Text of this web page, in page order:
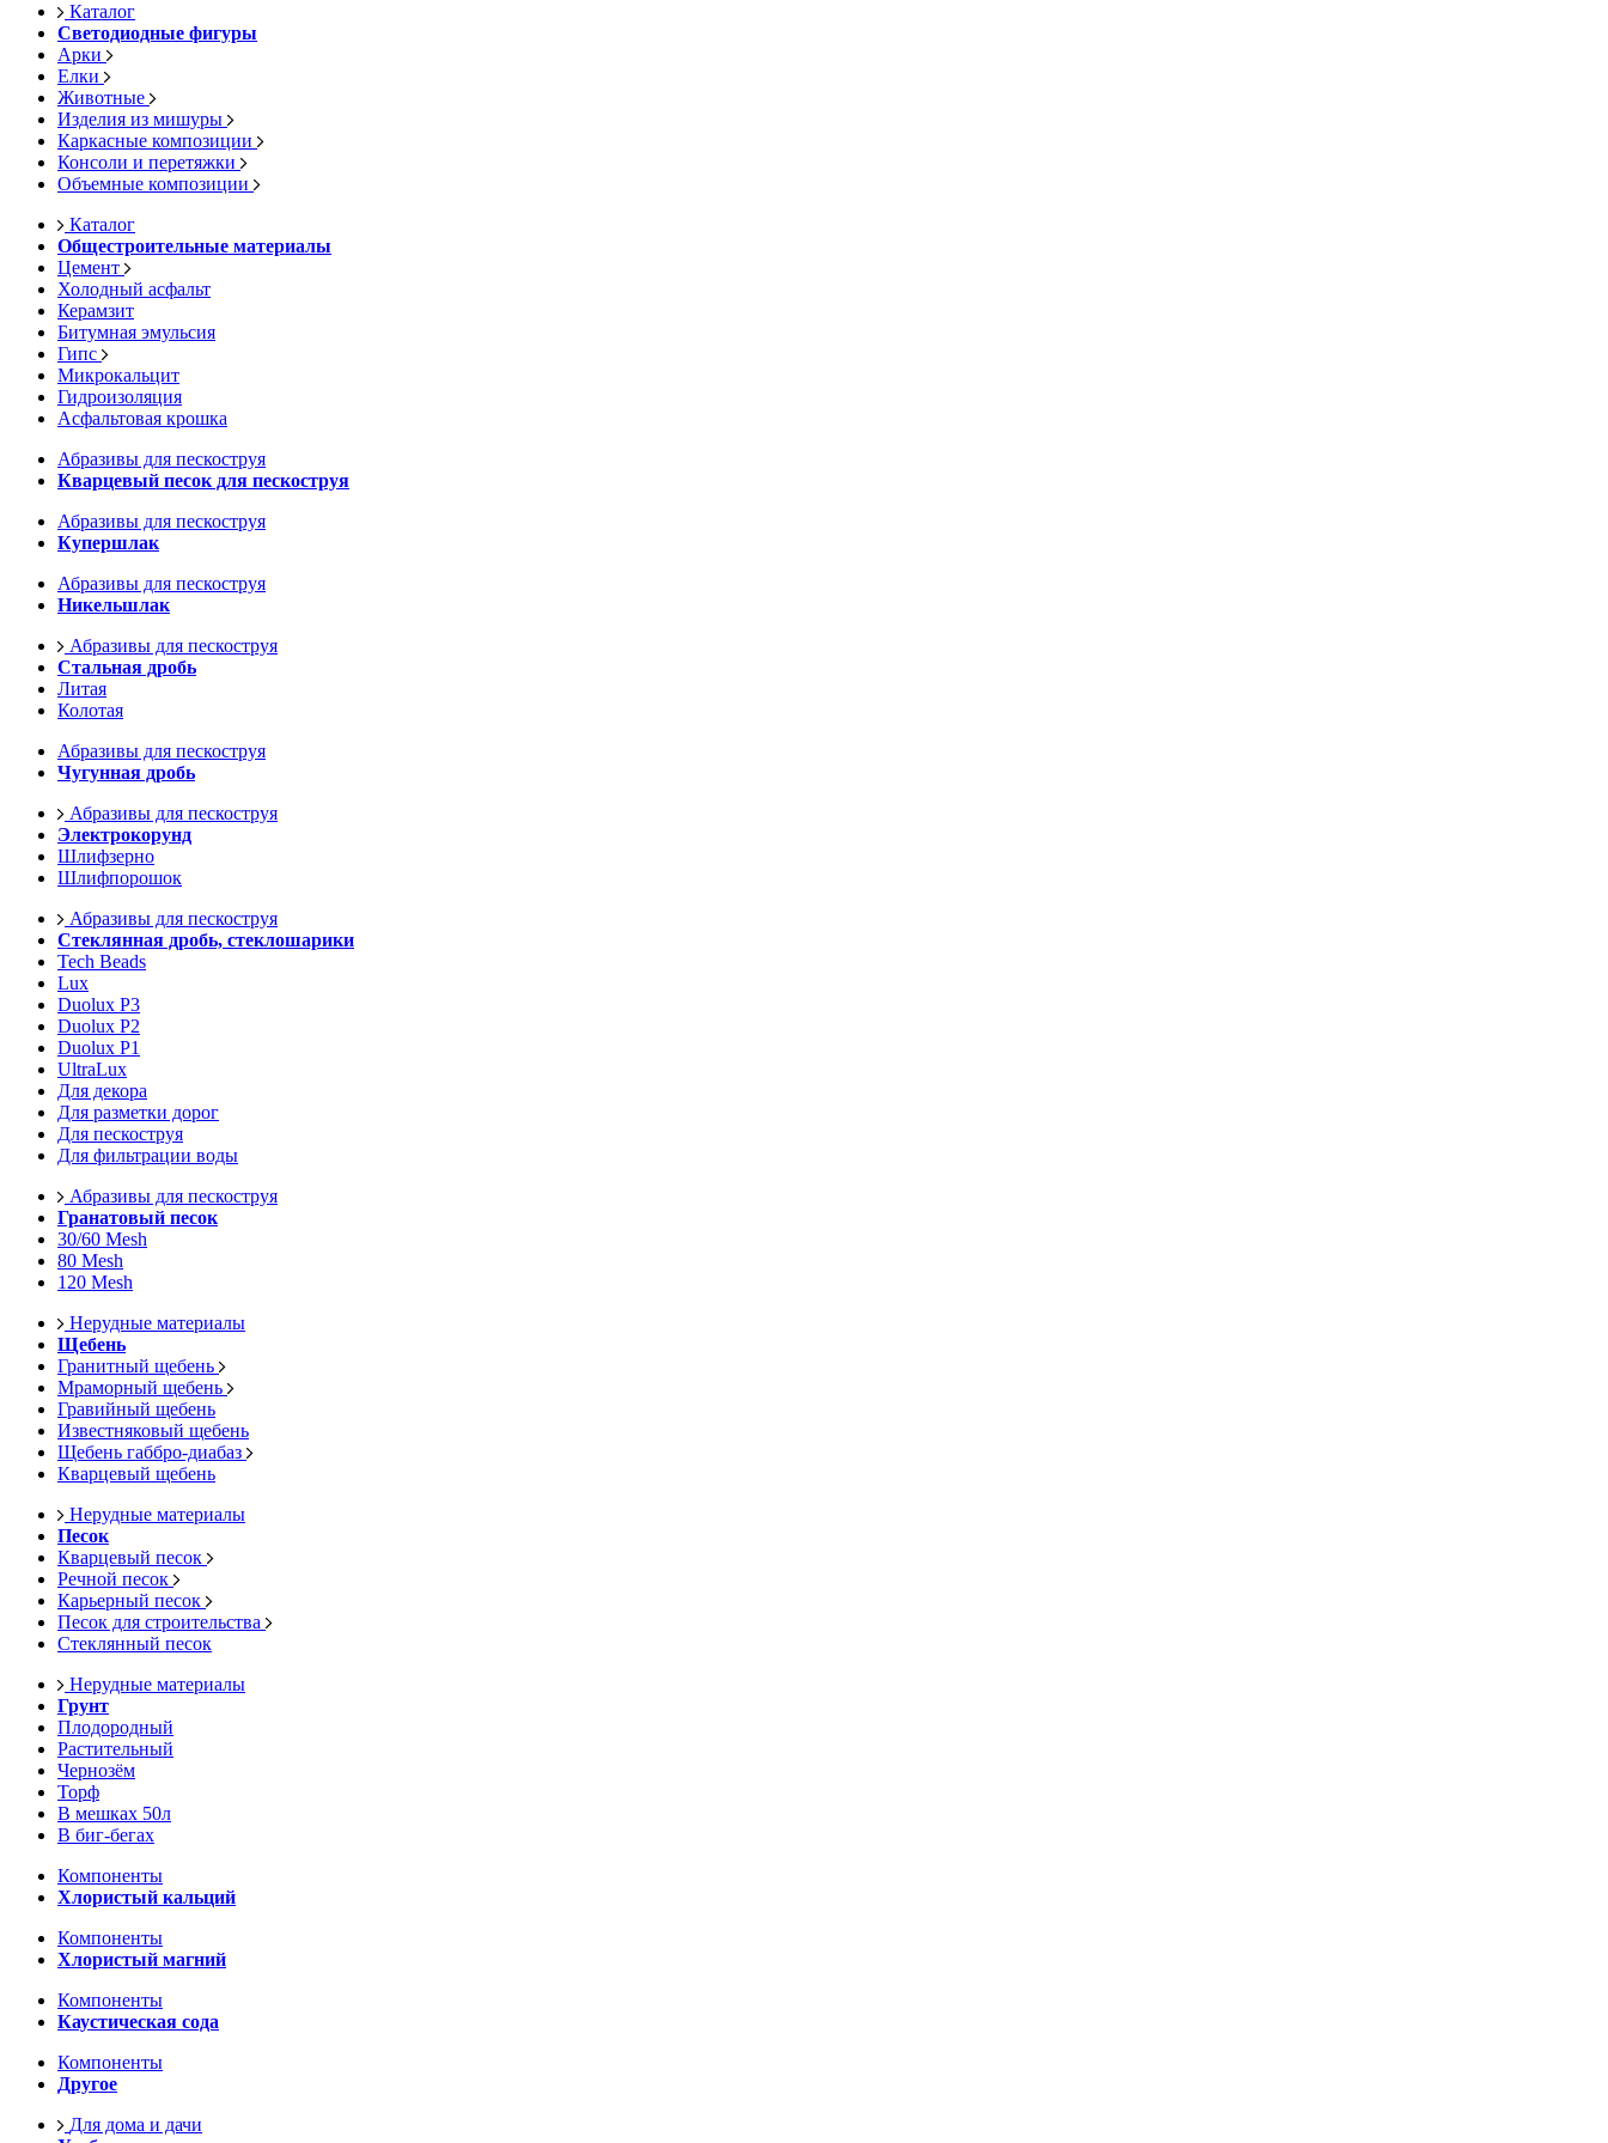
Каталог
Светодиодные фигуры
Арки
Елки
Животные
Изделия из мишуры
Каркасные композиции
Консоли и перетяжки
Объемные композиции
Каталог
Общестроительные материалы
Цемент
Холодный асфальт
Керамзит
Битумная эмульсия
Гипс
Микрокальцит
Гидроизоляция
Асфальтовая крошка
Абразивы для пескоструя
Кварцевый песок для пескоструя
Абразивы для пескоструя
Купершлак
Абразивы для пескоструя
Никельшлак
Абразивы для пескоструя
Стальная дробь
Литая
Колотая
Абразивы для пескоструя
Чугунная дробь
Абразивы для пескоструя
Электрокорунд
Шлифзерно
Шлифпорошок
Абразивы для пескоструя
Стеклянная дробь, стеклошарики
Tech Beads
Lux
Duolux P3
Duolux P2
Duolux P1
UltraLux
Для декора
Для разметки дорог
Для пескоструя
Для фильтрации воды
Абразивы для пескоструя
Гранатовый песок
30/60 Mesh
80 Mesh
120 Mesh
Нерудные материалы
Щебень
Гранитный щебень
Мраморный щебень
Гравийный щебень
Известняковый щебень
Щебень габбро-диабаз
Кварцевый щебень
Нерудные материалы
Песок
Кварцевый песок
Речной песок
Карьерный песок
Песок для строительства
Стеклянный песок
Нерудные материалы
Грунт
Плодородный
Растительный
Чернозём
Торф
В мешках 50л
В биг-бегах
Компоненты
Хлористый кальций
Компоненты
Хлористый магний
Компоненты
Каустическая сода
Компоненты
Другое
Для дома и дачи